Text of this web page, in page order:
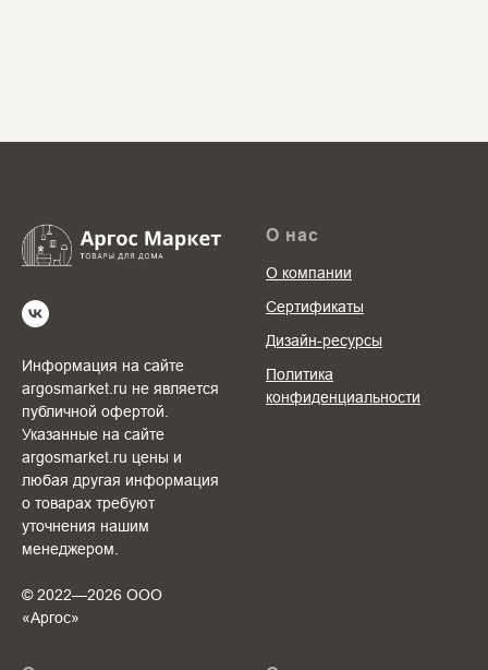
Информация на сайте
argosmarket.ru не является
публичной офертой.
Указанные на сайте
argosmarket.ru цены и
любая другая информация
о товарах требуют
уточнения нашим
менеджером.
© 2022—2026 ООО
«Аргоc»
О нас
О компании
Сертификаты
Дизайн-ресурсы
Политика
конфиденциальности